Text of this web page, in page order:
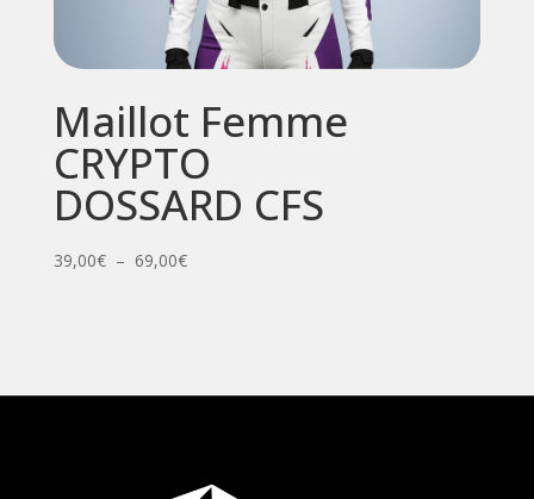
Maillot Femme
CRYPTO
DOSSARD CFS
39,00€ – 69,00€Plage
69,00€